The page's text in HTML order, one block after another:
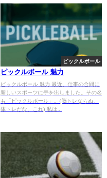
ピックルボール
ピックルボール 魅力
ピックルボール 魅力 最近、仕事の合間に
新しいスポーツに手を出しました。その名
も「ピックルボール」。(脳トレならぬ、
体トレだな、これ) 私は...